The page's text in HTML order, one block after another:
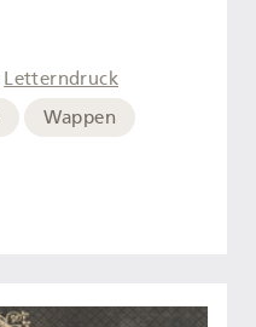
Letterndruck
Wappen